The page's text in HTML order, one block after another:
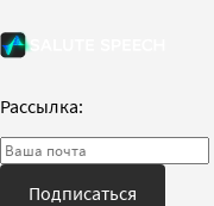
Рассылка:
Подписаться